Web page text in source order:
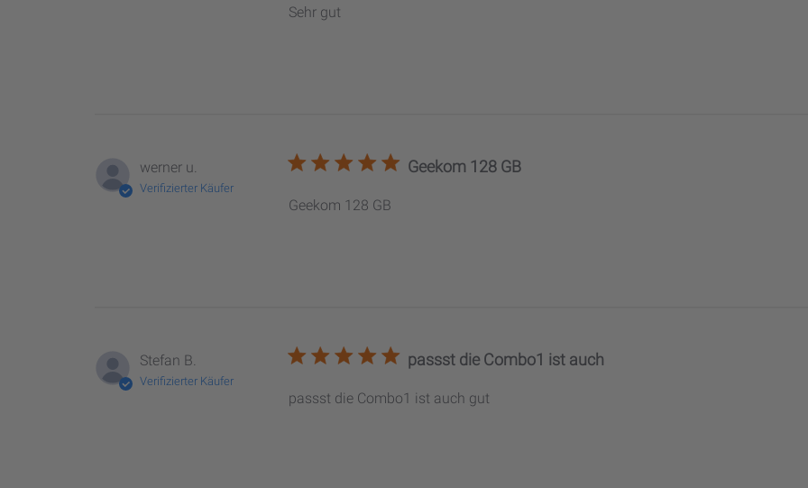
Sehr gut
werner u.
Verifizierter Käufer
Geekom 128 GB
Geekom 128 GB
Stefan B.
Verifizierter Käufer
passst die Combo1 ist auch
passst die Combo1 ist auch gut